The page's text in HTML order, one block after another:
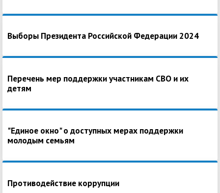
Выборы Президента Российской Федерации 2024
Перечень мер поддержки участникам СВО и их
детям
"Единое окно" о доступных мерах поддержки
молодым семьям
Противодействие коррупции